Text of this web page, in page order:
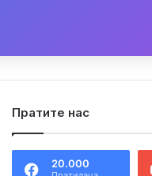
Пратите нас
20.000